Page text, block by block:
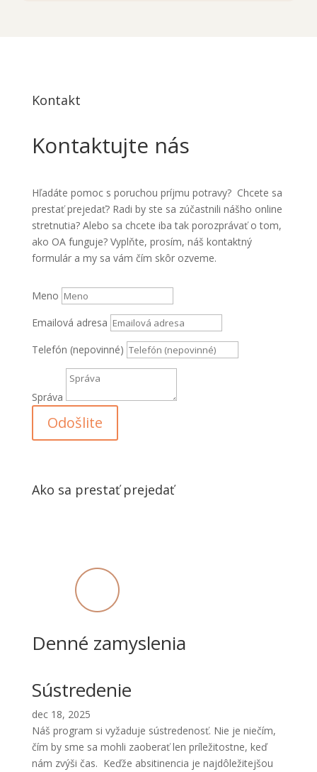
Kontakt
Kontaktujte nás
Hľadáte pomoc s poruchou príjmu potravy? Chcete sa
prestať prejedať? Radi by ste sa zúčastnili nášho online
stretnutia? Alebo sa chcete iba tak porozprávať o tom,
ako OA funguje? Vyplňte, prosím, náš kontaktný
formulár a my sa vám čím skôr ozveme.
Meno
Emailová adresa
Telefón (nepovinné)
Správa
Odošlite
Ako sa prestať prejedať
Denné zamyslenia
Sústredenie
dec 18, 2025
Náš program si vyžaduje sústredenosť. Nie je niečím,
čím by sme sa mohli zaoberať len príležitostne, keď
nám zvýši čas. Keďže absitinencia je najdôležitejšou